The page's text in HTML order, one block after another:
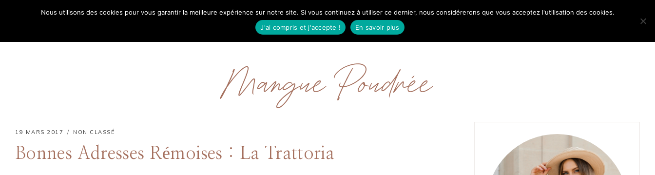
MODE VOYAGES
Mangue Poudrée
19 MARS 2017 NON CLASSÉ
Bonnes Adresses Rémoises : La Trattoria
Nous utilisons des cookies pour vous garantir la meilleure expérience sur notre site. Si vous continuez à utiliser ce dernier, nous considérerons que vous acceptez l'utilisation des cookies.
J'ai compris et j'accepte !
En savoir plus